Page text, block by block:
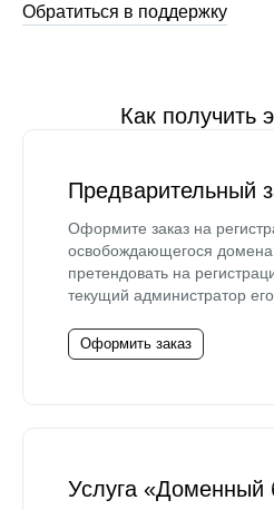
Обратиться в поддержку
Как получить
Предварительный
Оформите заказ на
освобождающегося
претендовать на
текущий администратор
Оформить заказ
Услуга «Доменный